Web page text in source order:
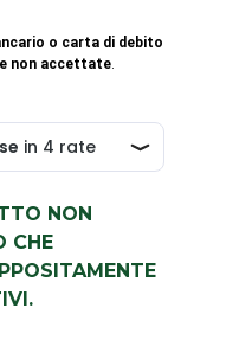
o carta di debito
non accettate
NON
CHE